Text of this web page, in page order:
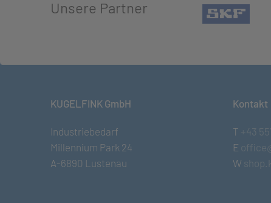
Unsere Partner
KUGELFINK GmbH
Industriebedarf
Millennium Park 24
A-6890 Lustenau
Kontakt
T +43
E
W